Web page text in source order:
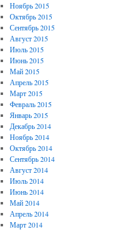
Ноябрь 2015
Октябрь 2015
Сентябрь 2015
Август 2015
Июль 2015
Июнь 2015
Май 2015
Апрель 2015
Март 2015
Февраль 2015
Январь 2015
Декабрь 2014
Ноябрь 2014
Октябрь 2014
Сентябрь 2014
Август 2014
Июль 2014
Июнь 2014
Май 2014
Апрель 2014
Март 2014